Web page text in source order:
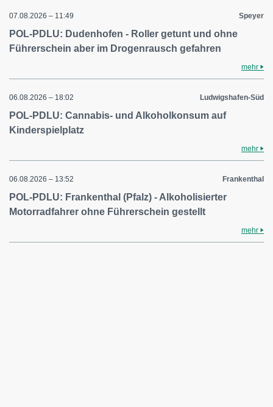
07.08.2026 – 11:49 Speyer
POL-PDLU: Dudenhofen - Roller getunt und ohne
Führerschein aber im Drogenrausch gefahren
mehr
06.08.2026 – 18:02 Ludwigshafen-Süd
POL-PDLU: Cannabis- und Alkoholkonsum auf
Kinderspielplatz
mehr
06.08.2026 – 13:52 Frankenthal
POL-PDLU: Frankenthal (Pfalz) - Alkoholisierter
Motorradfahrer ohne Führerschein gestellt
mehr